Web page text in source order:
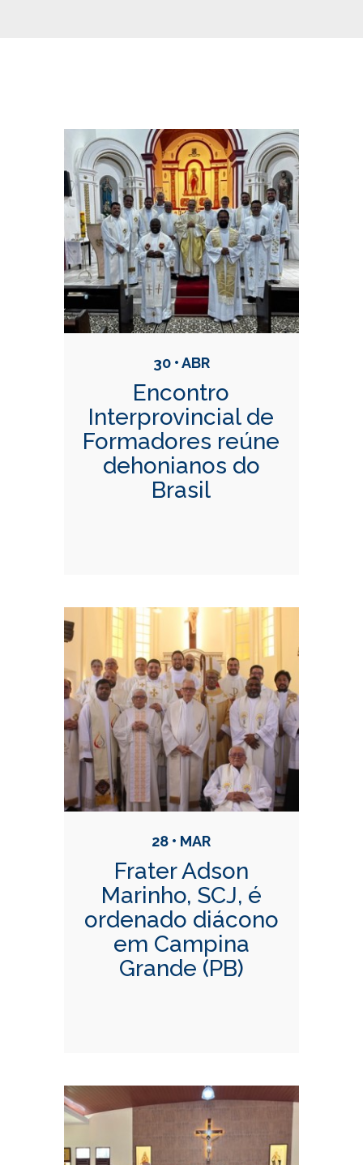
Conteúdo Relacionadas
30 • ABR
Encontro
Interprovincial de
Formadores reúne
dehonianos do
Brasil
28 • MAR
Frater Adson
Marinho, SCJ, é
ordenado diácono
em Campina
Grande (PB)